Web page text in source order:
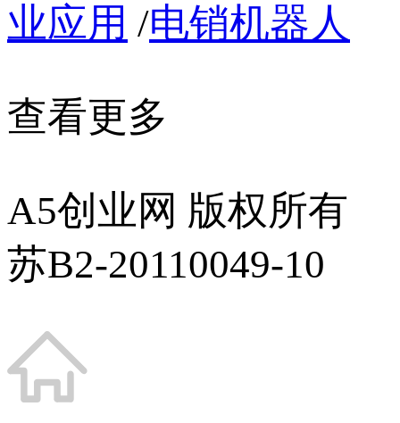
业应用 /电销机器人
查看更多
A5创业网 版权所有
苏B2-20110049-10